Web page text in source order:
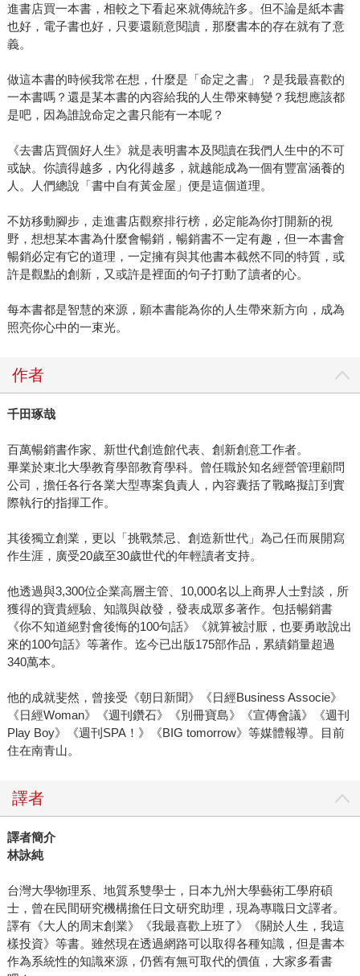
進書店買一本書，相較之下看起來就傳統許多。但不論是紙本書
也好，電子書也好，只要還願意閱讀，那麼書本的存在就有了意
義。
做這本書的時候我常在想，什麼是「命定之書」？是我最喜歡的
一本書嗎？還是某本書的內容給我的人生帶來轉變？我想應該都
是吧，因為誰說命定之書只能有一本呢？
《去書店買個好人生》就是表明書本及閱讀在我們人生中的不可
或缺。你讀得越多，內化得越多，就越能成為一個有豐富涵養的
人。人們總說「書中自有黃金屋」便是這個道理。
不妨移動腳步，走進書店觀察排行榜，必定能為你打開新的視
野，想想某本書為什麼會暢銷，暢銷書不一定有趣，但一本書會
暢銷必定有它的道理，一定擁有與其他書本截然不同的特質，或
許是觀點的創新，又或許是裡面的句子打動了讀者的心。
每本書都是智慧的來源，願本書能為你的人生帶來新方向，成為
照亮你心中的一束光。
作者
千田琢哉
百萬暢銷書作家、新世代創造館代表、創新創意工作者。
畢業於東北大學教育學部教育學科。曾任職於知名經營管理顧問
公司，擔任各行各業大型專案負責人，內容囊括了戰略擬訂到實
際執行的指揮工作。
其後獨立創業，更以「挑戰禁忌、創造新世代」為己任而展開寫
作生涯，廣受20歲至30歲世代的年輕讀者支持。
他透過與3,300位企業高層主管、10,000名以上商界人士對談，所
獲得的寶貴經驗、知識與啟發，發表成眾多著作。包括暢銷書
《你不知道絕對會後悔的100句話》《就算被討厭，也要勇敢說出
來的100句話》等著作。迄今已出版175部作品，累績銷量超過
340萬本。
他的成就斐然，曾接受《朝日新聞》《日經Business Associe》
《日經Woman》《週刊鑽石》《別冊寶島》《宣傳會議》《週刊
Play Boy》《週刊SPA！》《BIG tomorrow》等媒體報導。目前
住在南青山。
譯者
譯者簡介
林詠純
台灣大學物理系、地質系雙學士，日本九州大學藝術工學府碩
士，曾在民間研究機構擔任日文研究助理，現為專職日文譯者。
譯有《大人的周末創業》《我最喜歡上班了》《關於人生，我這
樣投資》等書。雖然現在透過網路可以取得各種知識，但是書本
作為系統性的知識來源，仍舊有無可取代的價值，大家多看書